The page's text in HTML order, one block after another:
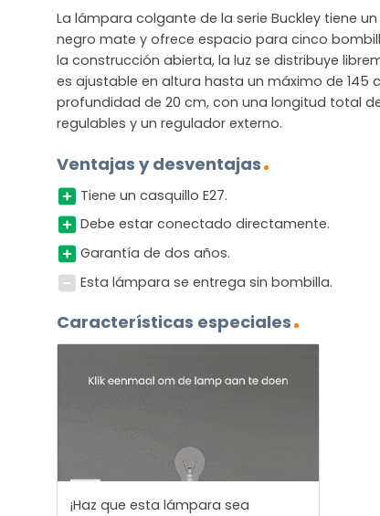
La lámpara colgante de la serie Buckley tiene
negro mate y ofrece espacio para cinco
la construcción abierta, la luz se distribuye
es ajustable en altura hasta un máximo de 145
profundidad de 20 cm, con una longitud total
regulables y un regulador externo.
Ventajas y desventajas
Tiene un casquillo E27.
Debe estar conectado directamente.
Garantía de dos años.
Esta lámpara se entrega sin bombilla.
Características especiales
¡Haz que esta lámpara sea